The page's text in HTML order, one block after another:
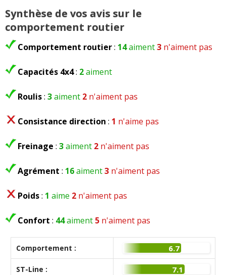
Synthèse de vos avis sur le
comportement routier
Comportement routier: 14aiment3 n'aiment pas
Capacités 4x4: 2aiment
Roulis: 3aiment 2 n'aiment pas
Consistance direction : 1 n'aime pas
Freinage : 3aiment 2 n'aiment pas
Agrément : 16aiment3 n'aiment pas
Poids: 1 aime 2 n'aiment pas
Confort : 44aiment 5 n'aiment pas
Comportement : 6.7
ST-Line : 7.1